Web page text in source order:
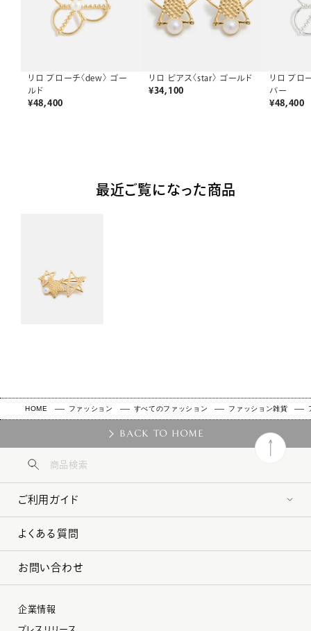
リロ ブローチ〈dew〉 ゴー
ルド
¥48,400
リロ ピアス〈star〉 ゴールド
¥34,100
リロ ブロ
バー
¥48,400
最近ご覧になった商品
HOME ファッション すべてのファッション ファッション雑貨
BACK TO HOME
ご利用ガイド
よくある質問
お問い合わせ
企業情報
プレスリリース